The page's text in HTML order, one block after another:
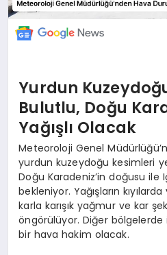
Yurdun
Bulutlu, Doğu
Yağışlı Olacak
Meteoroloji Genel
yurdun kuzeydoğu kesimleri
Doğu Karadeniz’in doğusu ile
bekleniyor. Yağışların
karla karışık yağmur ve kar
öngörülüyor. Diğer
bir hava hakim olacak.